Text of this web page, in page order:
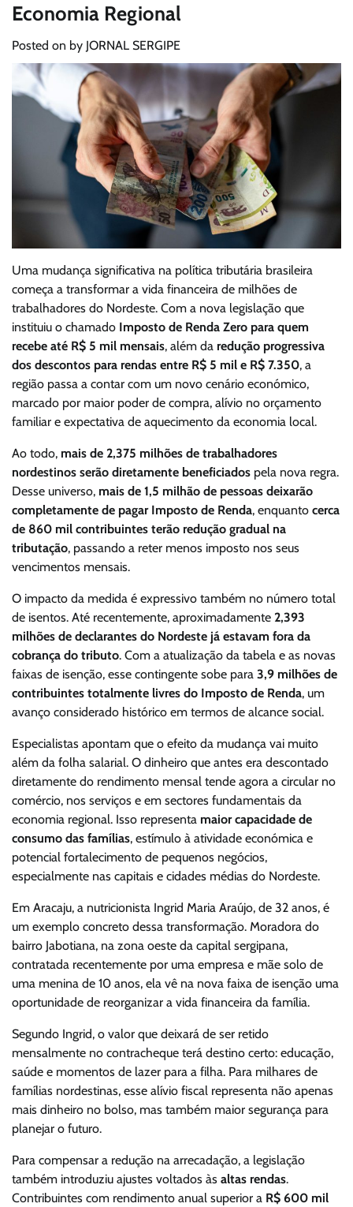
Economia Regional
Posted on by JORNAL SERGIPE
Uma mudança significativa na política tributária brasileira
começa a transformar a vida financeira de milhões de
trabalhadores do Nordeste. Com a nova legislação que
instituiu o chamado Imposto de Renda Zero para quem
recebe até R$ 5 mil mensais, além da redução progressiva
dos descontos para rendas entre R$ 5 mil e R$ 7.350, a
região passa a contar com um novo cenário económico,
marcado por maior poder de compra, alívio no orçamento
familiar e expectativa de aquecimento da economia local.
Ao todo, mais de 2,375 milhões de trabalhadores
nordestinos serão diretamente beneficiados pela nova regra.
Desse universo, mais de 1,5 milhão de pessoas deixarão
completamente de pagar Imposto de Renda, enquanto cerca
de 860 mil contribuintes terão redução gradual na
tributação, passando a reter menos imposto nos seus
vencimentos mensais.
O impacto da medida é expressivo também no número total
de isentos. Até recentemente, aproximadamente 2,393
milhões de declarantes do Nordeste já estavam fora da
cobrança do tributo. Com a atualização da tabela e as novas
faixas de isenção, esse contingente sobe para 3,9 milhões de
contribuintes totalmente livres do Imposto de Renda, um
avanço considerado histórico em termos de alcance social.
Especialistas apontam que o efeito da mudança vai muito
além da folha salarial. O dinheiro que antes era descontado
diretamente do rendimento mensal tende agora a circular no
comércio, nos serviços e em sectores fundamentais da
economia regional. Isso representa maior capacidade de
consumo das famílias, estímulo à atividade económica e
potencial fortalecimento de pequenos negócios,
especialmente nas capitais e cidades médias do Nordeste.
Em Aracaju, a nutricionista Ingrid Maria Araújo, de 32 anos, é
um exemplo concreto dessa transformação. Moradora do
bairro Jabotiana, na zona oeste da capital sergipana,
contratada recentemente por uma empresa e mãe solo de
uma menina de 10 anos, ela vê na nova faixa de isenção uma
oportunidade de reorganizar a vida financeira da família.
Segundo Ingrid, o valor que deixará de ser retido
mensalmente no contracheque terá destino certo: educação,
saúde e momentos de lazer para a filha. Para milhares de
famílias nordestinas, esse alívio fiscal representa não apenas
mais dinheiro no bolso, mas também maior segurança para
planejar o futuro.
Para compensar a redução na arrecadação, a legislação
também introduziu ajustes voltados às altas rendas.
Contribuintes com rendimento anual superior a R$ 600 mil